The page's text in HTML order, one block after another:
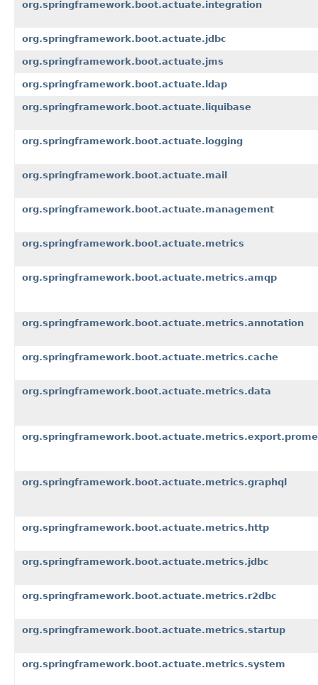
org.springframework.boot.actuate.integration
org.springframework.boot.actuate.jdbc
org.springframework.boot.actuate.jms
org.springframework.boot.actuate.ldap
org.springframework.boot.actuate.liquibase
org.springframework.boot.actuate.logging
org.springframework.boot.actuate.mail
org.springframework.boot.actuate.management
org.springframework.boot.actuate.metrics
org.springframework.boot.actuate.metrics.amqp
org.springframework.boot.actuate.metrics.annotation
org.springframework.boot.actuate.metrics.cache
org.springframework.boot.actuate.metrics.data
org.springframework.boot.actuate.metrics.graphql
org.springframework.boot.actuate.metrics.http
org.springframework.boot.actuate.metrics.jdbc
org.springframework.boot.actuate.metrics.r2dbc
org.springframework.boot.actuate.metrics.startup
org.springframework.boot.actuate.metrics.system